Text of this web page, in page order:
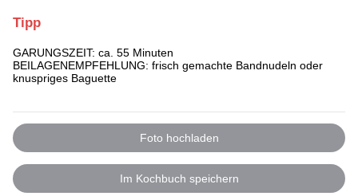
Tipp
GARUNGSZEIT: ca. 55 Minuten
BEILAGENEMPFEHLUNG: frisch gemachte Bandnudeln oder
knuspriges Baguette
Foto hochladen
Im Kochbuch speichern